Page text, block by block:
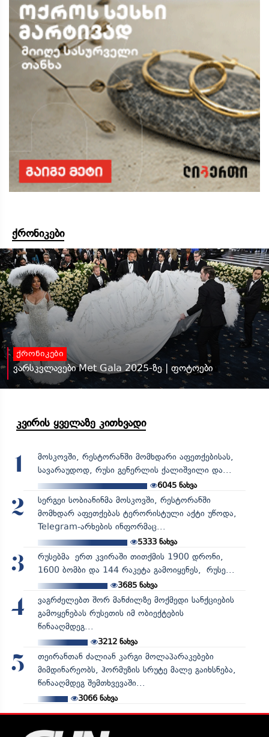
ქრონიკები
ქრონიკები
ვარსკვლავები Met Gala 2025-ზე | ფოტოები
კვირის ყველაზე კითხვადი
1
მოსკოვში, რესტორანში მომხდარი აფეთქებისას,
სავარაუდოდ, რუსი გენერლის ქალიშვილი და...
6045 ნახვა
2
სერგეი სობიანინმა მოსკოვში, რესტორანში
მომხდარ აფეთქებას ტერორისტული აქტი უწოდა,
Telegram-არხების ინფორმაც...
5333ნახვა
3
რუსებმა ერთ კვირაში თითქმის 1900 დრონი,
1600 ბომბი და 144 რაკეტა გამოიყენეს, რუსე...
3685ნახვა
4
ვაგრძელებთ შორ მანძილზე მოქმედი სანქციების
გამოყენებას რუსეთის იმ ობიექტების
წინააღმდეგ...
3212ნახვა
5
თეირანთან ძალიან კარგი მოლაპარაკებები
მიმდინარეობს, ჰორმუზის სრუტე მალე გაიხსნება,
წინააღმდეგ შემთხვევაში...
3066ნახვა